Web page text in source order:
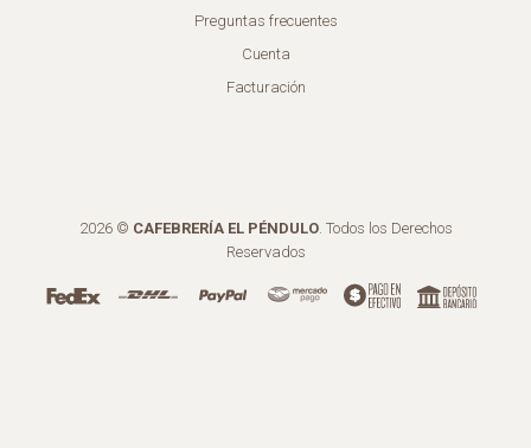
Preguntas frecuentes
Cuenta
Facturación
2026 © CAFEBRERÍA EL PÉNDULO. Todos los Derechos
Reservados